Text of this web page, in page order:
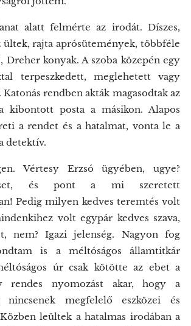
alatt felmérte az irodát. Díszes,
ültek, rajta aprósütemények, többféle
Dreher konyak. A szoba közepén egy
terpeszkedett, meglehetett vagy
rendben akták magasodtak az
kibontott posta a másikon. Alapos
a rendet és a hatalmat, vonta le a
detektív.
Vértesy Erzsó ügyében, ugye?
és pont a mi szeretett
Pedig milyen kedves teremtés volt
volt egypár kedves szava,
nem? Igazi jelenség. Nagyon fog
is a méltóságos államtitkár
úr csak kötötte az ebet a
rendes nyomozást akar, hogy a
nincsenek megfelelő eszközei és
leültek a hatalmas irodában a